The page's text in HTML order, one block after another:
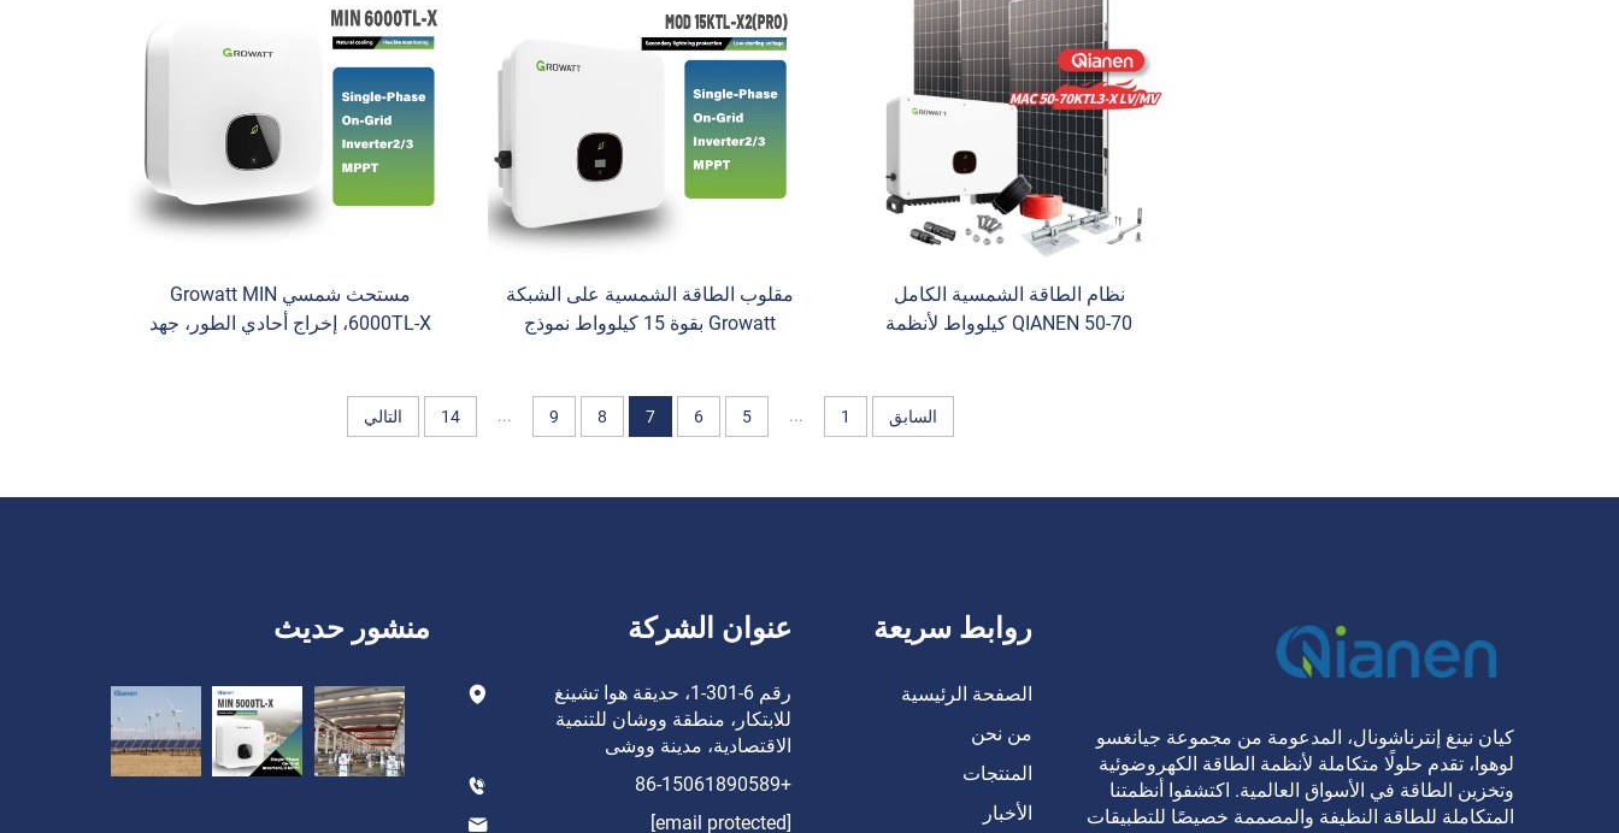
ثلاثي لتطبيقات الأنظمة الكهروضوئية
(MPPT) للاستخدام المنزلي من
السليكون متعدد البلورات
نظام الطاقة الشمسية الكامل
QIANEN 50-70 كيلوواط لأنظمة
مقلوب الطاقة الشمسية على الشبكة
Growatt بقوة 15 كيلوواط نموذج
بحماية IP65
مستحث شمسي Growatt MIN
6000TL-X، إخراج أحادي الطور، جهد
السابق 1
...
5
6
7
8
9
...
14 التالي
كيان نينغ إنترناشونال، المدعومة من مجموعة جيانغسو
لوهوا، تقدم حلولًا متكاملة لأنظمة الطاقة الكهروضوئية
وتخزين الطاقة في الأسواق العالمية. اكتشفوا أنظمتنا
المتكاملة للطاقة النظيفة والمصممة خصيصًا للتطبيقات
روابط سريعة
الصفحة الرئيسية
من نحن
المنتجات
الأخبار
عنوان الشركة
رقم 6-301-1، حديقة هوا تشينغ
للابتكار، منطقة ووشان للتنمية
الاقتصادية، مدينة ووشى
+86-15061890589
[email protected]
منشور حديث